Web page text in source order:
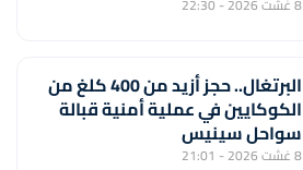
البرتغال.. حجز أزيد من 400 كلغ من
الكوكايين في عملية أمنية قبالة
سواحل سينيس
8 غشت 2026 - 21:01